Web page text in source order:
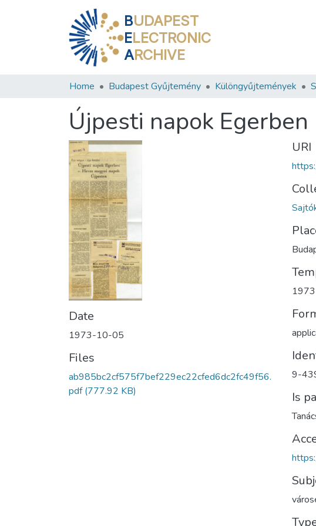
BUDAPEST
ELECTRONIC
ARCHIVE
Home Budapest Gyűjtemény Különgyűjtemények
Újpesti napok Egerben
Date
1973-10-05
Files
ab985bc2cf575f7bef229ec22cfed6dc2fc49f56.
pdf(777.92 KB)
URI
1973
9-
Is